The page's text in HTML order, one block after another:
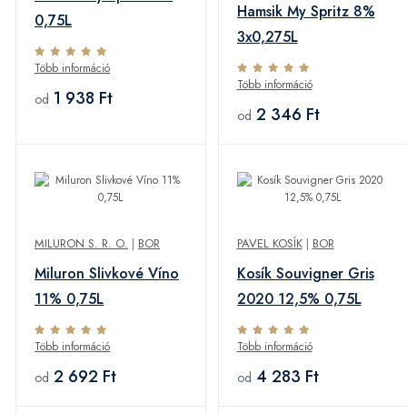
0,75L
Több információ
od 1 938 Ft
Hamsik My Spritz 8%
3x0,275L
Több információ
od 2 346 Ft
MILURON S. R. O. | BOR
Miluron Slivkové Víno
11% 0,75L
Több információ
od 2 692 Ft
PAVEL KOSÍK| BOR
Kosík Souvigner Gris
2020 12,5% 0,75L
Több információ
od 4 283 Ft